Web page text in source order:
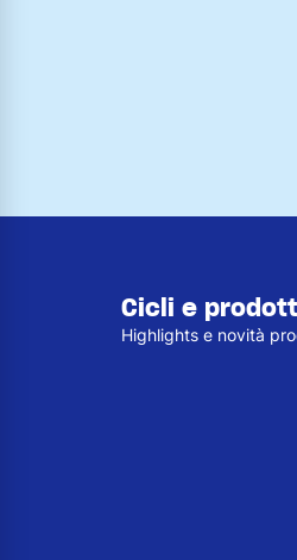
Cicli e
Highlights e novità